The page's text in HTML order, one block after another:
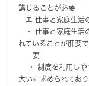
講じることが必要
エ 仕事と家庭生活
・ 仕事と家庭生活
れていることが肝要
要
・ 制度を利用しや
大いに求められてお